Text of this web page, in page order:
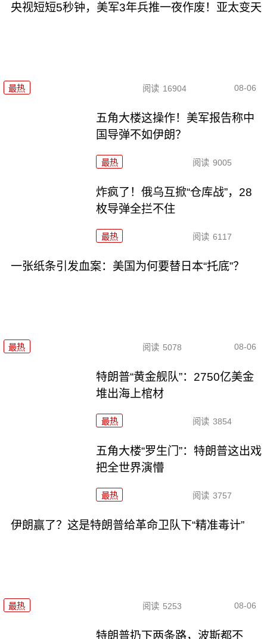
央视短短5秒钟，美军3年兵推一夜作废！亚太变天
最热 阅读 16904 08-06
五角大楼这操作！美军报告称中
国导弹不如伊朗？
最热 阅读 9005
炸疯了！俄乌互掀“仓库战”，28
枚导弹全拦不住
最热 阅读 6117
一张纸条引发血案：美国为何要替日本“托底”？
最热 阅读 5078 08-06
特朗普“黄金舰队”：2750亿美金
堆出海上棺材
最热 阅读 3854
五角大楼“罗生门”：特朗普这出戏
把全世界演懵
最热 阅读 3757
伊朗赢了？这是特朗普给革命卫队下“精准毒计”
最热 阅读 5253 08-06
特朗普扔下两条路，波斯都不